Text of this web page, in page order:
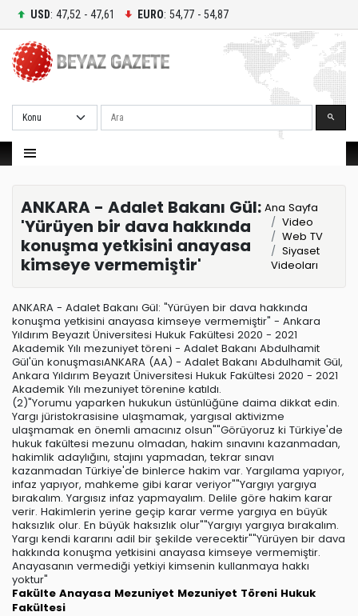
USD: 47,52 - 47,61 EURO: 54,77 - 54,87
Ara
ANKARA - Adalet Bakanı Gül:
'Yürüyen bir dava hakkında
konuşma yetkisini anayasa
kimseye vermemiştir'
Ana Sayfa
Video
Web TV
Siyaset
Videoları
ANKARA - Adalet Bakanı Gül: "Yürüyen bir dava hakkında
konuşma yetkisini anayasa kimseye vermemiştir" - Ankara
Yıldırım Beyazıt Üniversitesi Hukuk Fakültesi 2020 - 2021
Akademik Yılı mezuniyet töreni - Adalet Bakanı Abdulhamit
Gül'ün konuşmasıANKARA (AA) - Adalet Bakanı Abdulhamit Gül,
Ankara Yıldırım Beyazıt Üniversitesi Hukuk Fakültesi 2020 - 2021
Akademik Yılı mezuniyet törenine katıldı.
(2)"Yorumu yaparken hukukun üstünlüğüne daima dikkat edin.
Yargı jüristokrasisine ulaşmamak, yargısal aktivizme
ulaşmamak en önemli amacınız olsun""Görüyoruz ki Türkiye'de
hukuk fakültesi mezunu olmadan, hakim sınavını kazanmadan,
hakimlik adaylığını, stajını yapmadan, tekrar sınavı
kazanmadan Türkiye'de binlerce hakim var. Yargılama yapıyor,
infaz yapıyor, mahkeme gibi karar veriyor""Yargıyı yargıya
bırakalım. Yargısız infaz yapmayalım. Delile göre hakim karar
verir. Hakimlerin yerine geçip karar verme yargıya en büyük
haksızlık olur. En büyük haksızlık olur""Yargıyı yargıya bırakalım.
Yargı kendi kararını adil bir şekilde verecektir""Yürüyen bir dava
hakkında konuşma yetkisini anayasa kimseye vermemiştir.
Anayasanın vermediği yetkiyi kimsenin kullanmaya hakkı
yoktur"
Fakülte Anayasa Mezuniyet Mezuniyet Töreni Hukuk
Fakültesi